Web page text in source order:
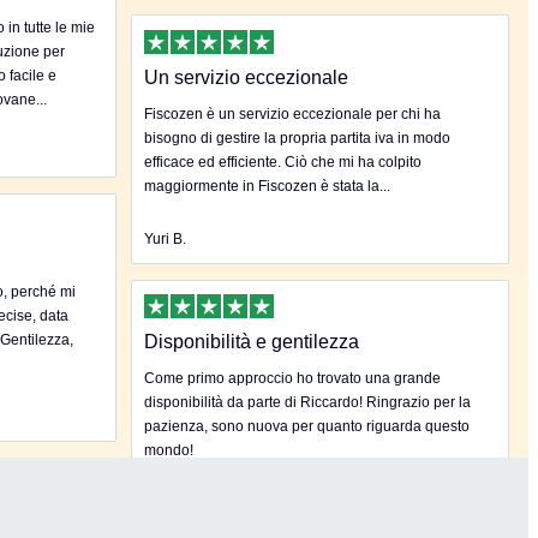
in tutte le mie
per
facile e
Un servizio eccezionale
Fiscozen è un servizio eccezionale per chi ha
bisogno di gestire la propria partita iva in modo
efficace ed efficiente. Ciò che mi ha colpito
maggiormente in Fiscozen è stata la...
Yuri B.
perché mi
data
Disponibilità e gentilezza
Come primo approccio ho trovato una grande
disponibilità da parte di Riccardo! Ringrazio per la
pazienza, sono nuova per quanto riguarda questo
mondo!